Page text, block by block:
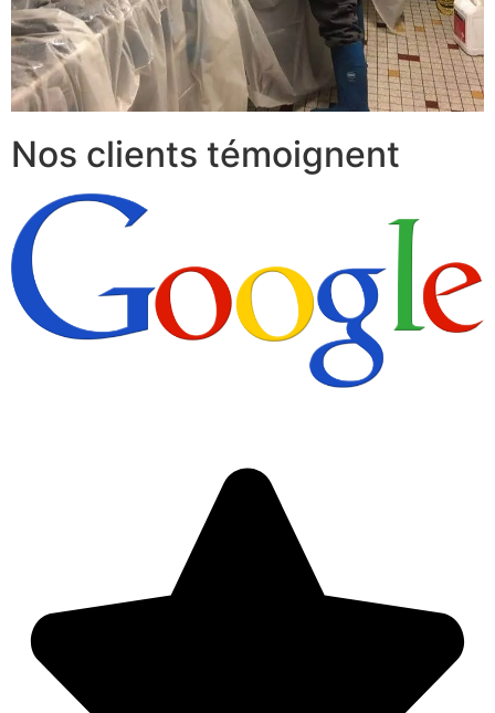
Nos clients témoignent